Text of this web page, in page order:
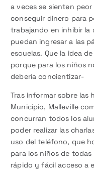
a veces se sienten
conseguir dinero para
trabajando en inhibir la
puedan ingresar a las
escuelas. Que la idea
porque para los niños
debería concientizar-
Tras informar sobre las
Municipio, Malleville
concurran todos los
poder realizar las
uso del teléfono, que
para los niños de
rápido y fácil acceso a